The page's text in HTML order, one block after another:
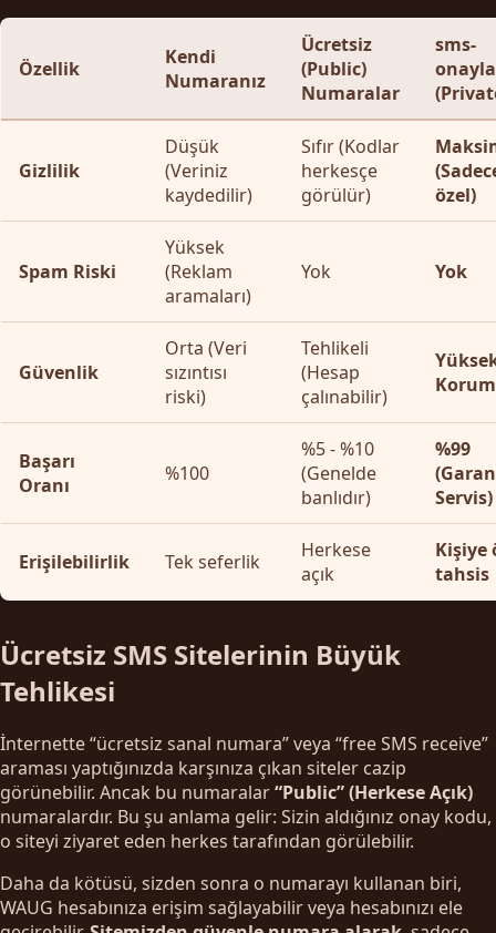
Özellik
Kendi
Numaranız
Ücretsiz
(Public)
Numaralar
sms-
Gizlilik
Düşük
(Veriniz
kaydedilir)
Sıfır (Kodlar
herkesçe
görülür)
özel)
Spam Riski
Yüksek
(Reklam
aramaları)
Yok Yok
Güvenlik
Orta (Veri
sızıntısı
riski)
Tehlikeli
(Hesap
çalınabilir)
Başarı
Oranı
%100
%5 - %10
(Genelde
banlıdır)
%99
Servis)
Erişilebilirlik Tek seferlik
Herkese
açık
Kişiye
tahsis
Ücretsiz SMS Sitelerinin Büyük
Tehlikesi
İnternette “ücretsiz sanal numara” veya “free SMS receive”
araması yaptığınızda karşınıza çıkan siteler cazip
görünebilir. Ancak bu numaralar“Public” (Herkese Açık)
numaralardır. Bu şu anlama gelir: Sizin aldığınız onay kodu,
o siteyi ziyaret eden herkes tarafından görülebilir.
Daha da kötüsü, sizden sonra o numarayı kullanan biri,
WAUG hesabınıza erişim sağlayabilir veya hesabınızı ele